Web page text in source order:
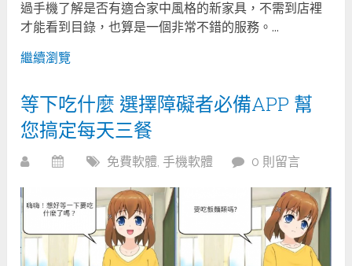
過手機了解是否有適合家中風格的新家具，不需到店裡
才能看到目錄，也算是一個非常不錯的服務。...
繼續瀏覽
等下吃什麼 選擇障礙者必備APP 幫
您搞定每天三餐
免費軟體, 手機軟體 0 則留言